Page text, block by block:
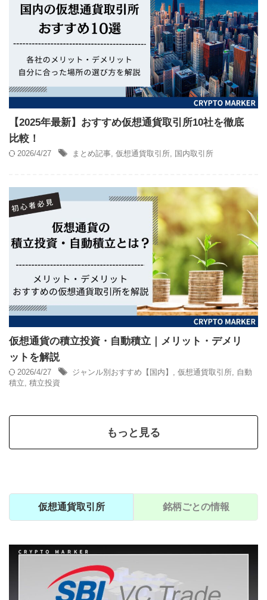
【2025年最新】おすすめ仮想通貨取引所10社を徹底
比較！
2026/4/27 まとめ記事 仮想通貨取引所 国内取引所
仮想通貨の積立投資・自動積立｜メリット・デメリ
ットを解説
2026/4/27 ジャンル別おすすめ【国内】 仮想通貨取引所 自動
積立 積立投資
もっと見る
仮想通貨取引所 銘柄ごとの情報